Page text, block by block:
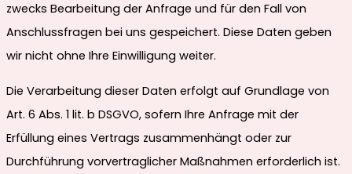
zwecks Bearbeitung der Anfrage und für den Fall von
Anschlussfragen bei uns gespeichert. Diese Daten geben
wir nicht ohne Ihre Einwilligung weiter.
Die Verarbeitung dieser Daten erfolgt auf Grundlage von
Art. 6 Abs. 1 lit. b DSGVO, sofern Ihre Anfrage mit der
Erfüllung eines Vertrags zusammenhängt oder zur
Durchführung vorvertraglicher Maßnahmen erforderlich ist.